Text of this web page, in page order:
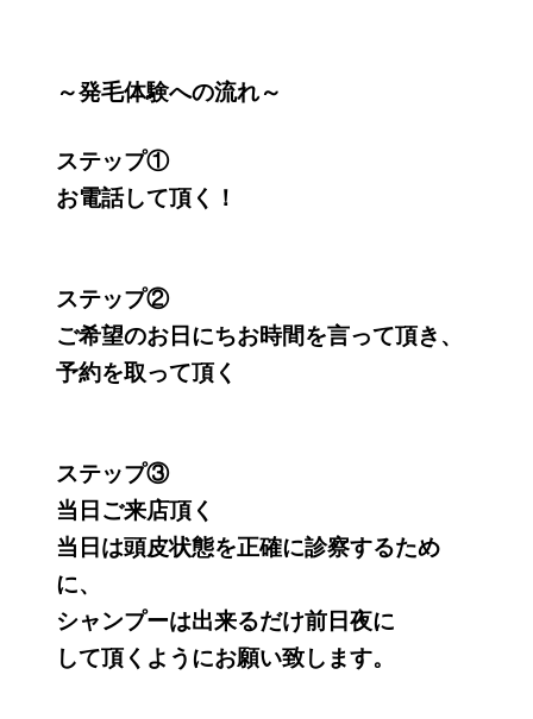
～発毛体験への流れ～
ステップ①
お電話して頂く！
ステップ②
ご希望のお日にちお時間を言って頂き、
予約を取って頂く
ステップ③
当日ご来店頂く
当日は頭皮状態を正確に診察するため
に、
シャンプーは出来るだけ前日夜に
して頂くようにお願い致します。